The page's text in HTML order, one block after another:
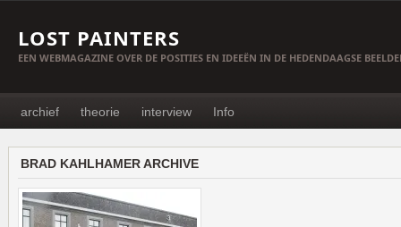
LOST PAINTERS
EEN WEBMAGAZINE OVER DE POSITIES EN IDEEËN IN DE HEDENDAAGSE
archief theorie interview Info
BRAD KAHLHAMER ARCHIVE